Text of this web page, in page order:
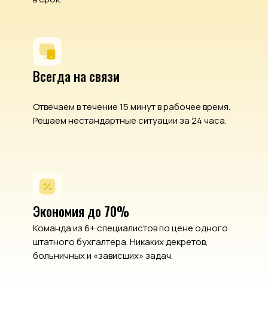
Всегда на связи
Отвечаем в течение 15 минут в рабочее время.
Решаем нестандартные ситуации за 24 часа.
Экономия до 70%
Команда из 6+ специалистов по цене одного
штатного бухгалтера. Никаких декретов,
больничных и «зависших» задач.